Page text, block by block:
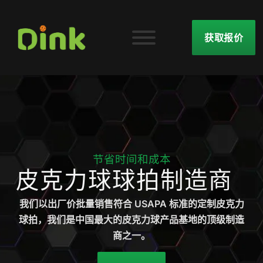
获取报价
节省时间和成本
皮克力球球拍制造商
我们以出厂价批量销售符合 USAPA 标准的定制皮克力
球拍，我们是中国最大的皮克力球产品基地的顶级制造
商之一。